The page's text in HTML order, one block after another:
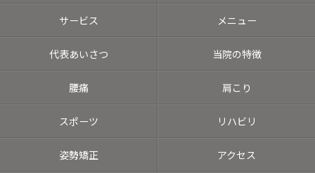
サービス メニュー
代表あいさつ 当院の特徴
腰痛 肩こり
スポーツ リハビリ
姿勢矯正 アクセス